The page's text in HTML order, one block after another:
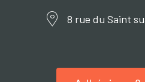
8 rue du Saint